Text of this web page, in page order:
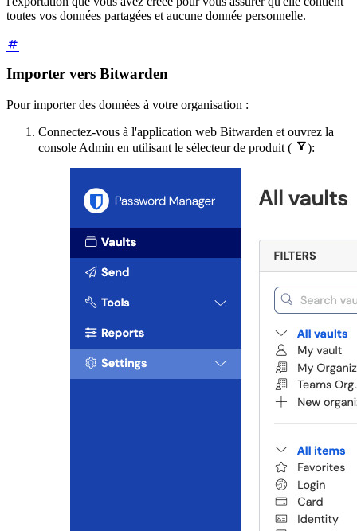
toutes vos données partagées et aucune donnée personnelle.
Importer vers Bitwarden
Pour importer des données à votre organisation :
Connectez-vous à l'application web Bitwarden et ouvrez la
console Admin en utilisant le sélecteur de produit ( ):